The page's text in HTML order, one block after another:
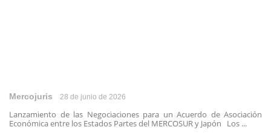
Mercojuris 28 de junio de 2026
Lanzamiento de las Negociaciones para un Acuerdo de Asociación
Económica entre los Estados Partes del MERCOSUR y Japón Los ...